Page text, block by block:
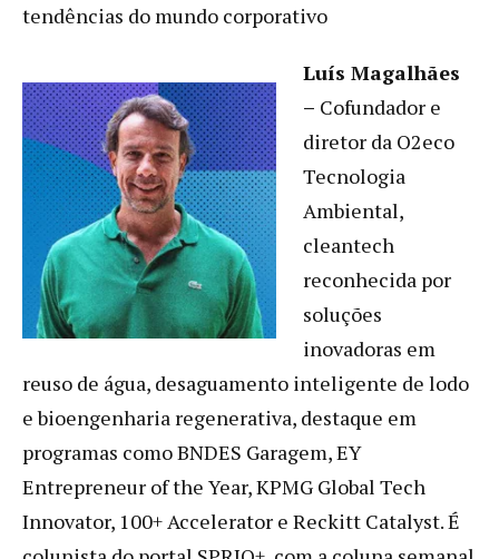
tendências do mundo corporativo
Luís Magalhães
– Cofundador e
diretor da O2eco
Tecnologia
Ambiental,
cleantech
reconhecida por
soluções
inovadoras em
reuso de água, desaguamento inteligente de lodo
e bioengenharia regenerativa, destaque em
programas como BNDES Garagem, EY
Entrepreneur of the Year, KPMG Global Tech
Innovator, 100+ Accelerator e Reckitt Catalyst. É